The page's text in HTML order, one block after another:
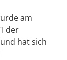
am
der
hat sich